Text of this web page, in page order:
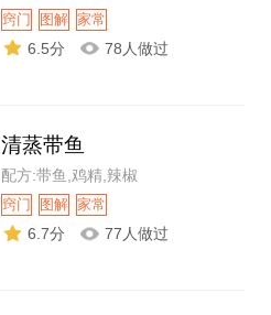
窍门 图解 家常
6.5分 78人做过
清蒸带鱼
配方:带鱼,鸡精,辣椒
窍门 图解 家常
6.7分 77人做过